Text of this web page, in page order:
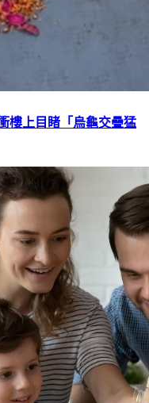
樓上目睹「烏龜交疊猛